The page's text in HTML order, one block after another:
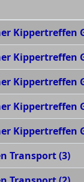
Kippertreffen
Kippertreffen
Kippertreffen
Kippertreffen
Kippertreffen
Transport (3)